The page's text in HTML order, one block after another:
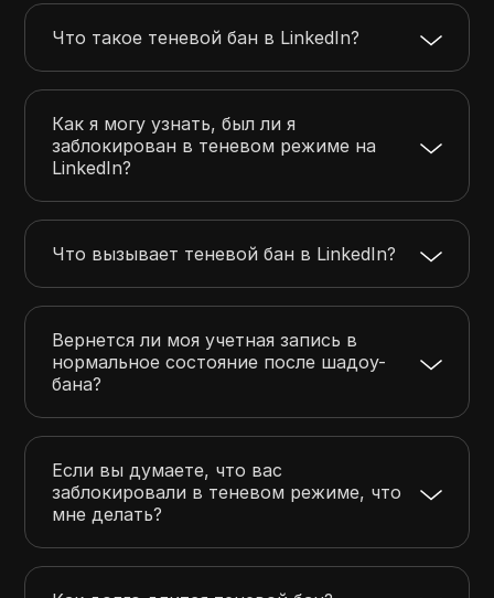
Что такое теневой бан в LinkedIn?
Как я могу узнать, был ли я
заблокирован в теневом режиме на
LinkedIn?
Что вызывает теневой бан в LinkedIn?
Вернется ли моя учетная запись в
нормальное состояние после шадоу-
бана?
Если вы думаете, что вас
заблокировали в теневом режиме, что
мне делать?